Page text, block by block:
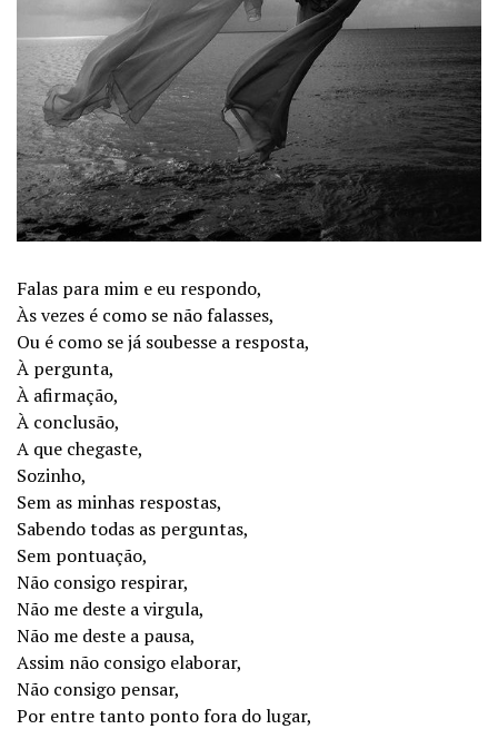
Falas para mim e eu respondo,
Às vezes é como se não falasses,
Ou é como se já soubesse a resposta,
À pergunta,
À afirmação,
À conclusão,
A que chegaste,
Sozinho,
Sem as minhas respostas,
Sabendo todas as perguntas,
Sem pontuação,
Não consigo respirar,
Não me deste a virgula,
Não me deste a pausa,
Assim não consigo elaborar,
Não consigo pensar,
Por entre tanto ponto fora do lugar,